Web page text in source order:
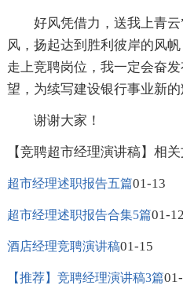
好风凭借力，送我上青云
风，扬起达到胜利彼岸的风
走上竞聘岗位，我一定会奋
望，为续写建设银行事业新的
谢谢大家！
【竞聘超市经理演讲稿】相关
超市经理述职报告五篇01-13
超市经理述职报告合集5篇01-12
酒店经理竞聘演讲稿01-15
【推荐】竞聘经理演讲稿3篇